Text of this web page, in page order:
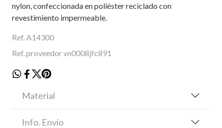
nylon, confeccionada en poliéster reciclado con
revestimiento impermeable.
Ref. A14300
Ref. proveedor vn0008jfc891
Material
Info. Envío